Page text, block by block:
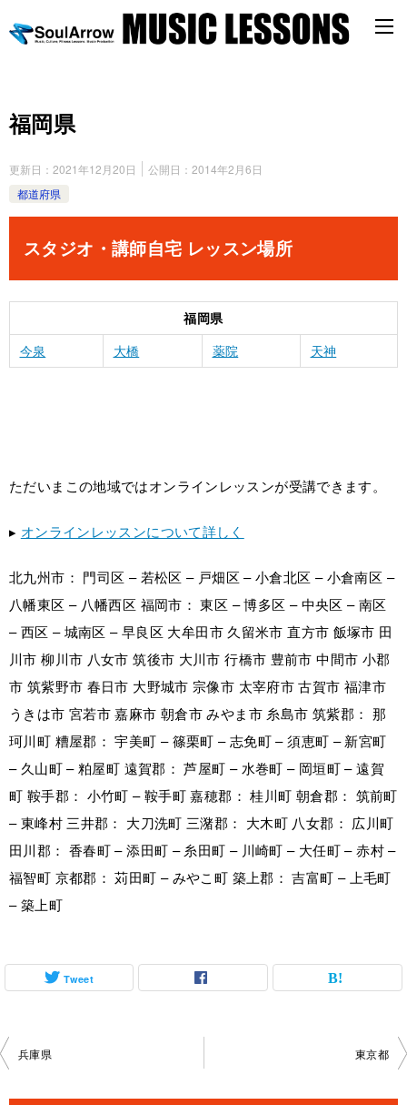
福岡県
更新日： 2021年12月20日 公開日： 2014年2月6日
都道府県
スタジオ・講師自宅 レッスン場所
福岡県
今泉
大橋 薬院 天神
ただいまこの地域ではオンラインレッスンが受講できます。
▸ オンラインレッスンについて詳しく
北九州市： 門司区 – 若松区 – 戸畑区 – 小倉北区 – 小倉南区 –
八幡東区 – 八幡西区 福岡市： 東区 – 博多区 – 中央区 – 南区
– 西区 – 城南区 – 早良区 大牟田市 久留米市 直方市 飯塚市 田
川市 柳川市 八女市 筑後市 大川市 行橋市 豊前市 中間市 小郡
市 筑紫野市 春日市 大野城市 宗像市 太宰府市 古賀市 福津市
うきは市 宮若市 嘉麻市 朝倉市 みやま市 糸島市 筑紫郡： 那
珂川町 糟屋郡： 宇美町 – 篠栗町 – 志免町 – 須恵町 – 新宮町
– 久山町 – 粕屋町 遠賀郡： 芦屋町 – 水巻町 – 岡垣町 – 遠賀
町 鞍手郡： 小竹町 – 鞍手町 嘉穂郡： 桂川町 朝倉郡： 筑前町
– 東峰村 三井郡： 大刀洗町 三潴郡： 大木町 八女郡： 広川町
田川郡： 香春町 – 添田町 – 糸田町 – 川崎町 – 大任町 – 赤村 –
福智町 京都郡： 苅田町 – みやこ町 築上郡： 吉富町 – 上毛町
– 築上町
Tweet
投
兵庫県 東京都